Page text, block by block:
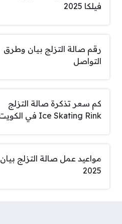
فيلكا 2025
رقم صالة التزلج بيان وطرق
التواصل
كم سعر تذكرة صالة التزلج
Ice Skating Rink في الكويت
مواعيد عمل صالة التزلج بيان
2025